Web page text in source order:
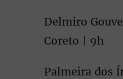
Delmiro
Coreto | 9h
Palmeira dos